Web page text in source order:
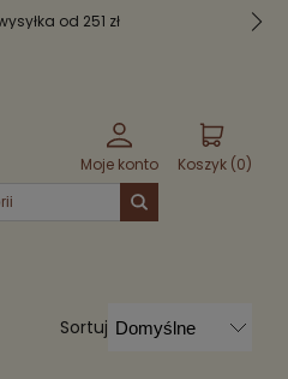
od 251 zł
Moje konto Koszyk (0)
Sortuj